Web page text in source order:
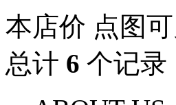
本店价 点图
总计 6 个记录